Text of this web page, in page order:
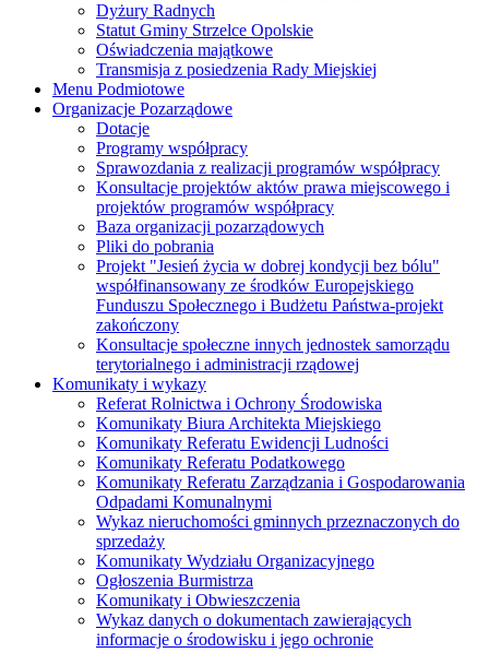
Dyżury Radnych
Statut Gminy Strzelce Opolskie
Oświadczenia majątkowe
Transmisja z posiedzenia Rady Miejskiej
Menu Podmiotowe
Organizacje Pozarządowe
Dotacje
Programy współpracy
Sprawozdania z realizacji programów współpracy
Konsultacje projektów aktów prawa miejscowego i
projektów programów współpracy
Baza organizacji pozarządowych
Pliki do pobrania
Projekt "Jesień życia w dobrej kondycji bez bólu"
współfinansowany ze środków Europejskiego
Funduszu Społecznego i Budżetu Państwa-projekt
zakończony
Konsultacje społeczne innych jednostek samorządu
terytorialnego i administracji rządowej
Komunikaty i wykazy
Referat Rolnictwa i Ochrony Środowiska
Komunikaty Biura Architekta Miejskiego
Komunikaty Referatu Ewidencji Ludności
Komunikaty Referatu Podatkowego
Komunikaty Referatu Zarządzania i Gospodarowania
Odpadami Komunalnymi
Wykaz nieruchomości gminnych przeznaczonych do
sprzedaży
Komunikaty Wydziału Organizacyjnego
Ogłoszenia Burmistrza
Komunikaty i Obwieszczenia
Wykaz danych o dokumentach zawierających
informacje o środowisku i jego ochronie